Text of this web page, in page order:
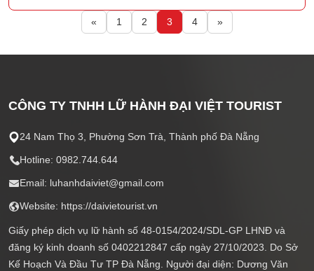
« 1 2 3 4 »
CÔNG TY TNHH LỮ HÀNH ĐẠI VIỆT TOURIST
24 Nam Thọ 3, Phường Sơn Trà, Thành phố Đà Nẵng
Hotline: 0982.744.644
Email: luhanhdaiviet@gmail.com
Website: https://daivietourist.vn
Giấy phép dịch vụ lữ hành số 48-0154/2024/SDL-GP LHNĐ và
đăng ký kinh doanh số 0402212847 cấp ngày 27/10/2023. Do Sở
Kế Hoạch Và Đầu Tư TP Đà Nẵng. Người đại diện: Dương Văn